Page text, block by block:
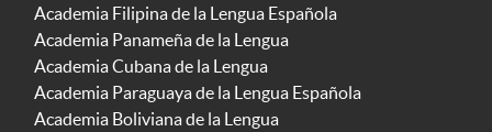
Academia Filipina de la Lengua Española
Academia Panameña de la Lengua
Academia Cubana de la Lengua
Academia Paraguaya de la Lengua Española
Academia Boliviana de la Lengua